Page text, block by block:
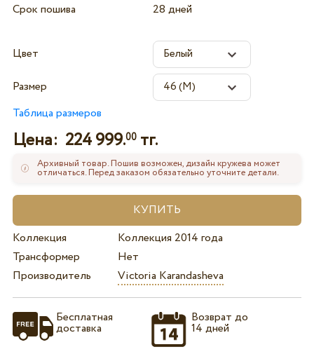
Срок пошива
28 дней
Цвет
Размер
Таблица размеров
Цена: 224 999.00тг.
Архивный товар. Пошив возможен, дизайн кружева может
отличаться. Перед заказом обязательно уточните детали.
Коллекция
Коллекция 2014 года
Трансформер
Нет
Производитель
Victoria Karandasheva
Бесплатная
доставка
Возврат до
14 дней